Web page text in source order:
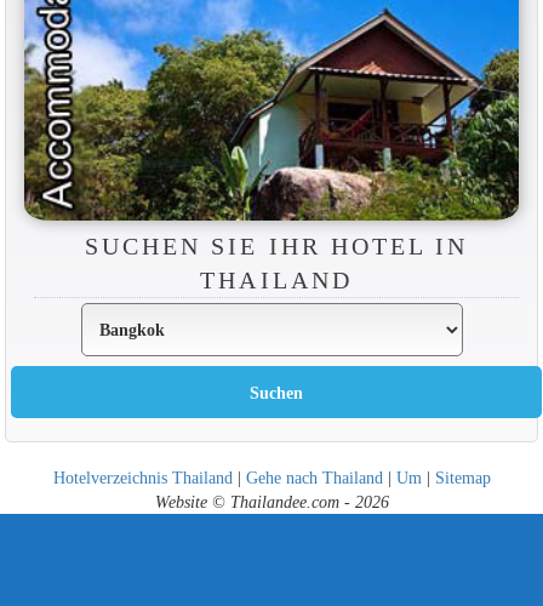
SUCHEN SIE IHR HOTEL IN
THAILAND
Hotelverzeichnis Thailand | Gehe nach Thailand | Um | Sitemap
Website © Thailandee.com - 2026